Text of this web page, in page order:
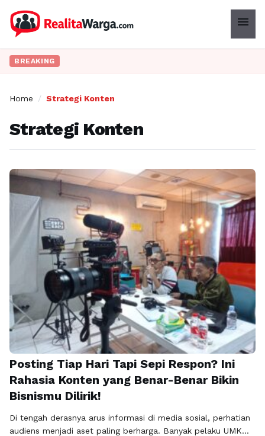
menu
BREAKING
Home / Strategi Konten
Strategi Konten
Posting Tiap Hari Tapi Sepi Respon? Ini
Rahasia Konten yang Benar-Benar Bikin
Bisnismu Dilirik!
Di tengah derasnya arus informasi di media sosial, perhatian
audiens menjadi aset paling berharga. Banyak pelaku UMKM